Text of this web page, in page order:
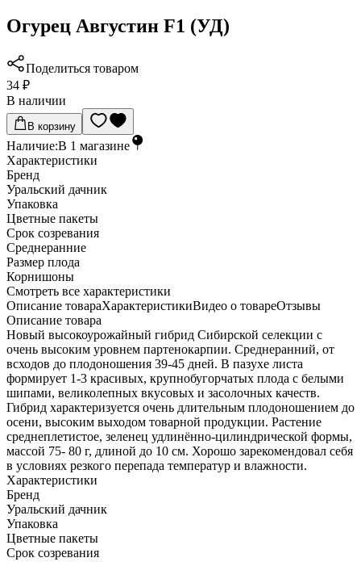
Огурец Августин F1 (УД)
Поделиться товаром
34 ₽
В наличии
В корзину
Наличие:В 1 магазине
Характеристики
Бренд
Уральский дачник
Упаковка
Цветные пакеты
Срок созревания
Среднеранние
Размер плода
Корнишоны
Cмотреть все характеристики
Описание товараХарактеристикиВидео о товареОтзывы
Описание товара
Новый высокоурожайный гибрид Сибирской селекции с
очень высоким уровнем партенокарпии. Среднеранний, от
всходов до плодоношения 39-45 дней. В пазухе листа
формирует 1-3 красивых, крупнобугорчатых плода с белыми
шипами, великолепных вкусовых и засолочных качеств.
Гибрид характеризуется очень длительным плодоношением до
осени, высоким выходом товарной продукции. Растение
среднеплетистое, зеленец удлинённо-цилиндрической формы,
массой 75- 80 г, длиной до 10 см. Хорошо зарекомендовал себя
в условиях резкого перепада температур и влажности.
Характеристики
Бренд
Уральский дачник
Упаковка
Цветные пакеты
Срок созревания